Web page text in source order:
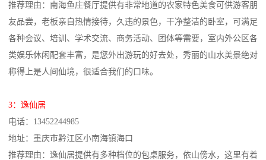
推荐理由：南海鱼庄餐厅提供有非常地道的农家特色美食可供游客朋
友品尝，老板亲自热情接待，久违的景色，干净整洁的卧室，可满足
各种会议、培训、学术交流、商务活动、团体等需要，室内外公区各
类娱乐休闲配套丰富，是您外出游玩的好去处，秀丽的山水美景绝对
称得上是人间仙境，很适合我们的口味。
3：逸仙居
电话：13452244985
地址：重庆市黔江区小南海镇海口
推荐理由：逸仙居提供有多种档位的包桌服务，依山傍水，这里有着